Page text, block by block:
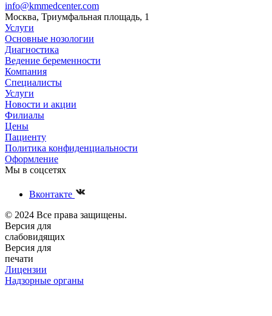
info@kmmedcenter.com
Москва, Триумфальная площадь, 1
Услуги
Основные нозологии
Диагностика
Ведение беременности
Компания
Специалисты
Услуги
Новости и акции
Филиалы
Цены
Пациенту
Политика конфиденциальности
Оформление
Мы в соцсетях
Вконтакте
© 2024 Все права защищены.
Версия для
слабовидящих
Версия для
печати
Лицензии
Надзорные органы